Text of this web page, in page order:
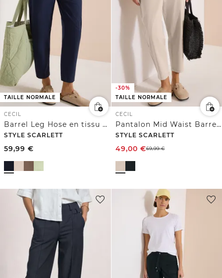
TAILLE NORMALE
CECIL
Barrel Leg Hose en tissu « Papertouch »
STYLE SCARLETT
59,99 €
-30%
TAILLE NORMALE
CECIL
Pantalon Mid Waist Barrel Leg en coupe décontractée
STYLE SCARLETT
49,00 €69,99€